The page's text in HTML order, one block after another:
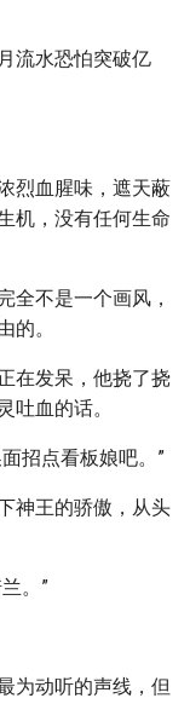
流水恐怕突破亿
烈血腥味，遮天蔽
机，没有任何生命
全不是一个画风，
的。
在发呆，他挠了挠
吐血的话。
招点看板娘吧。”
神王的骄傲，从头
。”
为动听的声线，但